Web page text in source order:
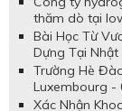
thăm dò tại
Bài Học Từ
Dựng Tại
Trường Hè
Luxembourg -
Xác Nhận